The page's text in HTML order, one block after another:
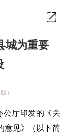
城为重要
）
厅印发的《关
意见》（以下简